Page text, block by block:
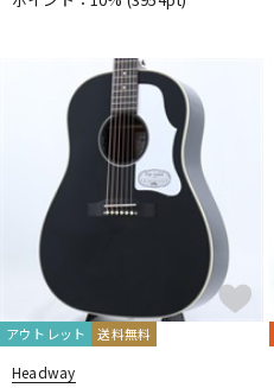
アウトレット 送料無料
Headway